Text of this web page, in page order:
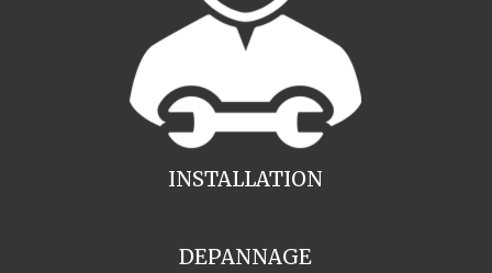
INSTALLATION
DEPANNAGE